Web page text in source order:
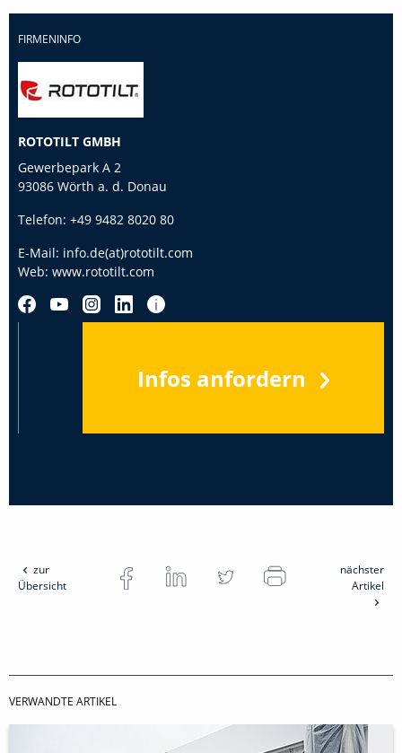
FIRMENINFO
ROTOTILT GMBH
Gewerbepark A 2
93086 Wörth a. d. Donau
Telefon: +49 9482 8020 80
E-Mail: info.de(at)rototilt.com
Web: www.rototilt.com
Infos anfordern
zur
Übersicht
nächster
Artikel
VERWANDTE ARTIKEL